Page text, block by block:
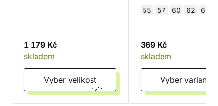
1 179 Kč
skladem
Vyber velikost
55 57 60 62 65
369 Kč
skladem
Vyber variantu